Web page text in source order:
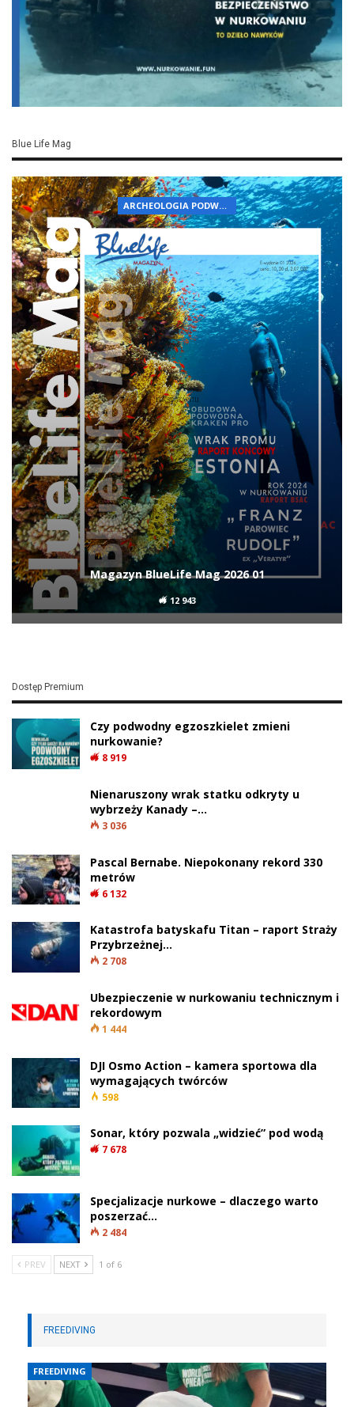
Blue Life Mag
ARCHEOLOGIA PODWODNA
Magazyn BlueLife Mag 2026 01
12 943
Dostęp Premium
Czy podwodny egzoszkielet zmieni
nurkowanie?
8 919
Nienaruszony wrak statku odkryty u
wybrzeży Kanady –…
3 036
Pascal Bernabe. Niepokonany rekord 330
metrów
6 132
Katastrofa batyskafu Titan – raport Straży
Przybrzeżnej…
2 708
Ubezpieczenie w nurkowaniu technicznym i
rekordowym
1 444
DJI Osmo Action – kamera sportowa dla
wymagających twórców
598
Sonar, który pozwala „widzieć” pod wodą
7 678
Specjalizacje nurkowe – dlaczego warto
poszerzać…
2 484
PREV NEXT 1 of 6
FREEDIVING
FREEDIVING